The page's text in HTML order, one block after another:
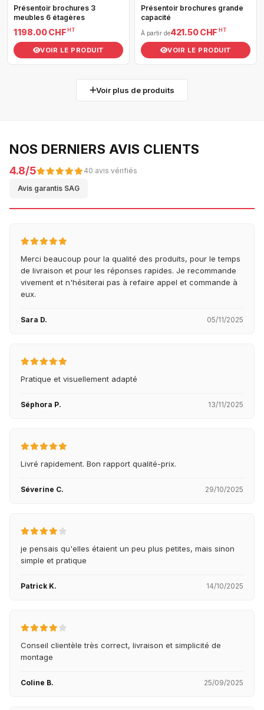
Présentoir brochures 3
meubles 6 étagères
1 198.00 CHF HT
VOIR LE PRODUIT
Présentoir brochures grande
capacité
À partir de421.50 CHF HT
VOIR LE PRODUIT
Voir plus de produits
NOS DERNIERS AVIS CLIENTS
4.8/5 40 avis vérifiés
Avis garantis SAG
Merci beaucoup pour la qualité des produits, pour le temps
de livraison et pour les réponses rapides. Je recommande
vivement et n'hésiterai pas à refaire appel et commande à
eux.
Sara D. 05/11/2025
Pratique et visuellement adapté
Séphora P. 13/11/2025
Livré rapidement. Bon rapport qualité-prix.
Séverine C. 29/10/2025
je pensais qu'elles étaient un peu plus petites, mais sinon
simple et pratique
Patrick K. 14/10/2025
Conseil clientèle très correct, livraison et simplicité de
montage
Coline B. 25/09/2025